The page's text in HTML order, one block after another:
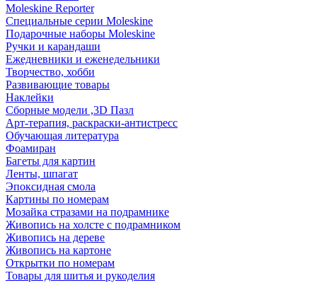
Moleskine Reporter
Специальные серии Moleskine
Подарочные наборы Moleskine
Ручки и карандаши
Ежедневники и еженедельники
Творчество, хобби
Развивающие товары
Наклейки
Сборные модели ,3D Пазл
Арт-терапия, раскраски-антистресс
Обучающая литература
Фоамиран
Багеты для картин
Ленты, шпагат
Эпоксидная смола
Картины по номерам
Мозайка стразами на подрамнике
Живопись на холсте с подрамником
Живопись на дереве
Живопись на картоне
Открытки по номерам
Товары для шитья и рукоделия